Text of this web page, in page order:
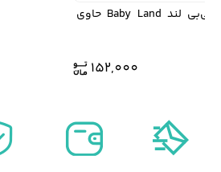
شامپو بدن کودک بی‌بی‌ لند Baby Land حاوی
152,000